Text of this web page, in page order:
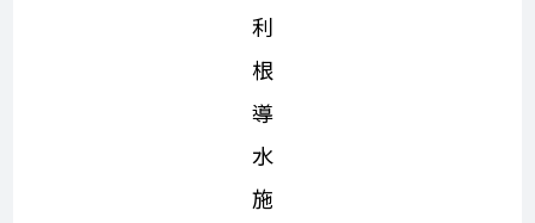
利
根
導
水
施